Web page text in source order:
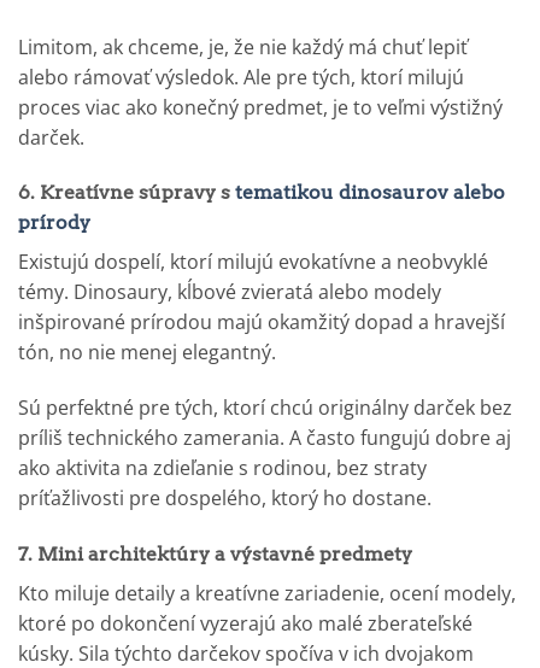
Limitom, ak chceme, je, že nie každý má chuť lepiť
alebo rámovať výsledok. Ale pre tých, ktorí milujú
proces viac ako konečný predmet, je to veľmi výstižný
darček.
6. Kreatívne súpravy s tematikou dinosaurov alebo
prírody
Existujú dospelí, ktorí milujú evokatívne a neobvyklé
témy. Dinosaury, kĺbové zvieratá alebo modely
inšpirované prírodou majú okamžitý dopad a hravejší
tón, no nie menej elegantný.
Sú perfektné pre tých, ktorí chcú originálny darček bez
príliš technického zamerania. A často fungujú dobre aj
ako aktivita na zdieľanie s rodinou, bez straty
príťažlivosti pre dospelého, ktorý ho dostane.
7. Mini architektúry a výstavné predmety
Kto miluje detaily a kreatívne zariadenie, ocení modely,
ktoré po dokončení vyzerajú ako malé zberateľské
kúsky. Sila týchto darčekov spočíva v ich dvojakom